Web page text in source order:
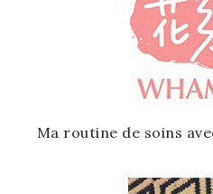
Ma routine de soins